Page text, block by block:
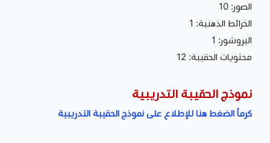
الصور: 10
الخرائط الذهنية: 1
البروشور: 1
محتويات الحقيبة: 12
نموذج الحقيبة التدريبية
كرماُ الضغط هنا للإطلاع على نموذج الحقيبة التدريبية